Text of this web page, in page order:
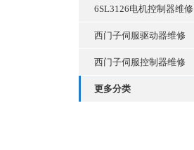
6SL3126电机控制器维修
西门子伺服驱动器维修
西门子伺服控制器维修
更多分类